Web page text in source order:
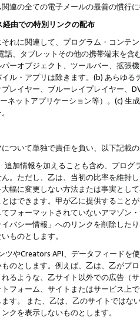
連の全ての電子メールの最善の慣行
由での特別リンクの配布
れに関連して、プログラム・コンテ
話、タブレットその他の携帯端末を
ーオブジェクト、ツールバー、拡張
ル・アプリは除きます。(b) あらゆ
レイヤー、ブルーレイプレイヤー、
ネットアプリケーション等）。(c)
ついて単独で責任を負い、以下記載
追加情報を加えることも含め、プロ
。ただし、乙は、当初の比率を維持
幅に変更しない方法または事実とし
はできます。甲が乙に提供すること
フォーマットされていないアマゾン
バシー情報」へのリンクを削除した
ものとします。
ツやCreators API、データフィード
のとします。例えば、乙は、乙がプ
るような、乙サイト以外での広告（
フォーム、サイトまたはサービス上
す。 また、乙は、乙のサイトでは
クを表示しないものとします。